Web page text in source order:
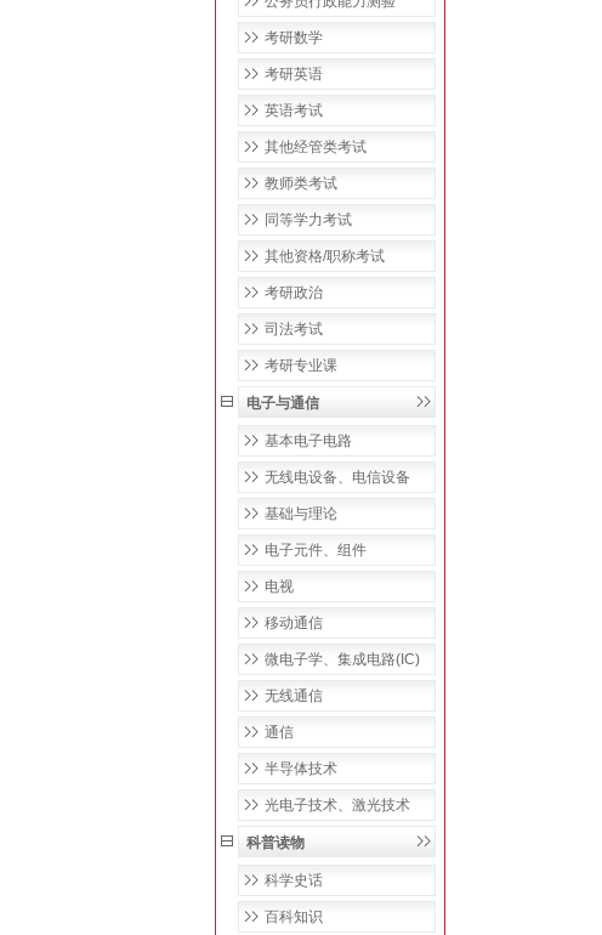
考研数学
考研英语
英语考试
其他经管类考试
教师类考试
同等学力考试
其他资格/职称考试
考研政治
司法考试
考研专业课
电子与通信
基本电子电路
无线电设备、电信设备
基础与理论
电子元件、组件
电视
移动通信
微电子学、集成电路(IC)
无线通信
通信
半导体技术
光电子技术、激光技术
科普读物
科学史话
百科知识